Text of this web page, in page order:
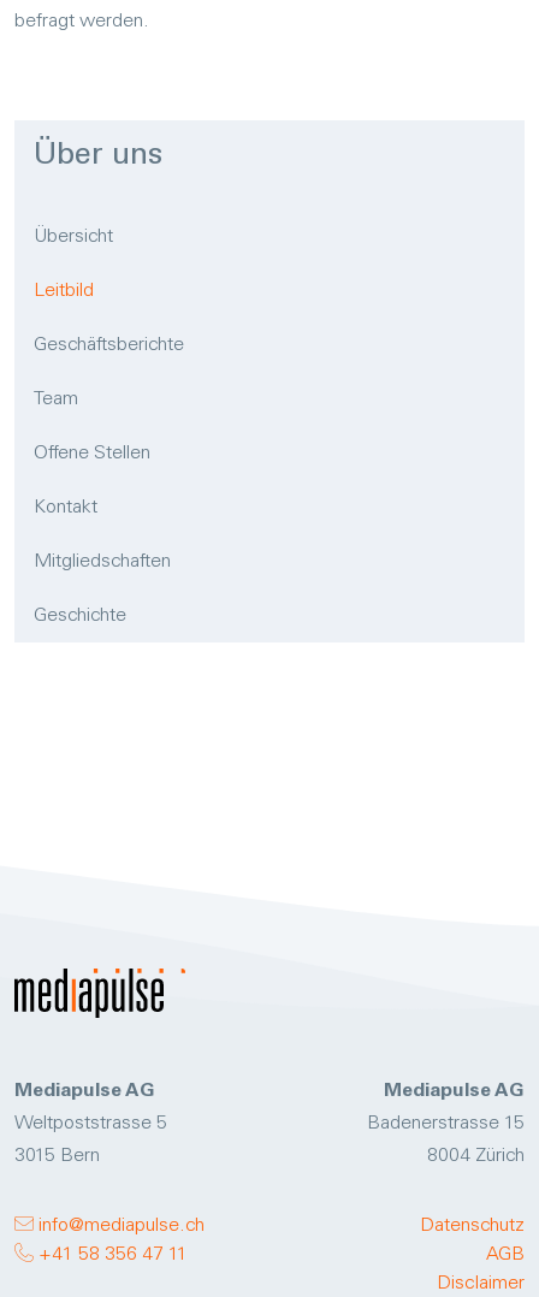
befragt werden.
Über uns
Übersicht
Leitbild
Geschäftsberichte
Team
Offene Stellen
Kontakt
Mitgliedschaften
Geschichte
Mediapulse AG
Weltpoststrasse 5
3015 Bern
Mediapulse AG
Badenerstrasse 15
8004 Zürich
info@mediapulse.ch
+41 58 356 47 11
Datenschutz
AGB
Disclaimer